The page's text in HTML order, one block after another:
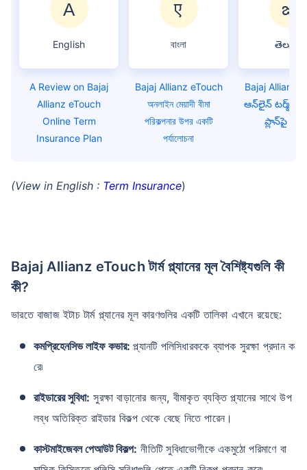
English
A Review on Bajaj
Allianz eTouch
Online Term
Insurance Plan
বাংলা
Bajaj Allianz eTouch
অনলাইন মেয়াদী বীমা
পরিকল্পনার উপর একটি
পর্যালোচনা
తెలుగు
Bajaj Allianz
ఆన్‌లైన్ టర్మ్
ప్లాన్‌పై
(View in English : Term Insurance)
Bajaj Allianz eTouch টার্ম প্ল্যানের মূল বৈশিষ্ট্যগুলি কী
কী?
ভারতে বাজাজ ইটাচ টার্ম প্ল্যানের মূল কারণগুলির একটি তালিকা এখানে রয়েছে:
কমপ্রিহেনসিভ লাইফ কভার: প্ল্যানটি পলিসিধারককে ব্যাপক সুরক্ষা প্রদান ক
রে৷
রাইডারের সুবিধা: সুরক্ষা বাড়ানোর জন্য, বীমাকৃত ব্যক্তি প্ল্যানের সাথে উপ
লব্ধ অতিরিক্ত রাইডার বিকল্প থেকে বেছে নিতে পারেন।
কাস্টমাইজেবল পেআউট বিকল্প: নীতিটি সুবিধাভোগীকে একমুঠো পরিমাণে বা